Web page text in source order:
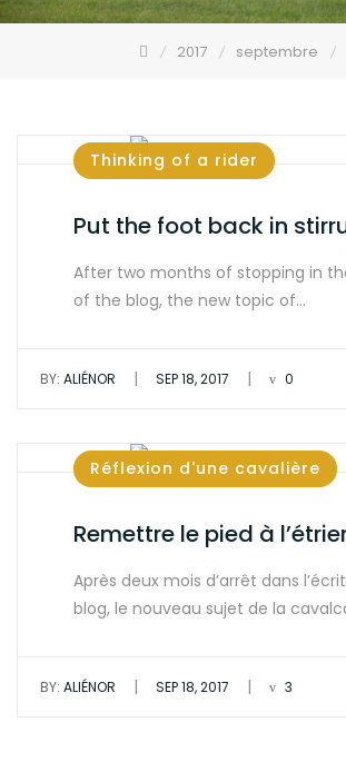
2017 septembre
Thinking of a rider
Put the foot back in
After two months of stopping in
of the blog, the new topic of…
BY: ALIÉNOR | SEP 18, 2017 | 0
Réflexion d'une cavalière
Remettre le pied à
Après deux mois d’arrêt dans
blog, le nouveau sujet de la
BY: ALIÉNOR | SEP 18, 2017 | 3